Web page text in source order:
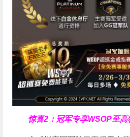
惊喜2：冠军专享WSOP至高